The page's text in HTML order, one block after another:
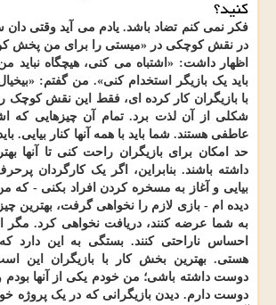
کنید؟
فکر نمی کنم تضاد باشد. یادم می آید وقتی دان
در نقش کوچکی در «میستی را برای من پخش
اظهار داشت: «اشتباه می کنی، هیچگاه نباید
باید یک بازیگر استخدام کنی». من گفتم:
با بازیگران کار کرده ای، فقط این نقش کوچک
شکلی از آن لذت برد. تمام آن چیزهایی که
عاطفی هستند. شما باید با همه آنها کنار بیایی.
حد امکان برای بازیگران راحت کنی تا آنها
داشته باشند. بنابراین، اگر یک کارگردان
بیایی و آغاز به مسخره کردن افراد بکنی - که
دیده ام - بازی لازم را نخواهی گرفت، بهترین
به شما عرضه کنند، دریافت نخواهی کرد. مگر
احساس ناراحتی کنند. بستگی به این دارد
هستی. بهترین بخش کار با بازیگران این
دوست داشته باشی؛ من خودم یکی از آنها بودم و
دوست دارم. دیدن بازیگرانی که در یک پروژه